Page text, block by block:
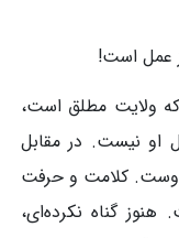
عمل است!
که ولایت مطلق است،
او نیست. در مقابل
کلامت و حرفت
گناه نکرده‌ای،